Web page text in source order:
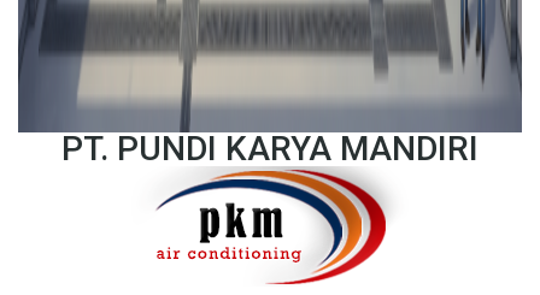
PT. PUNDI KARYA MANDIRI